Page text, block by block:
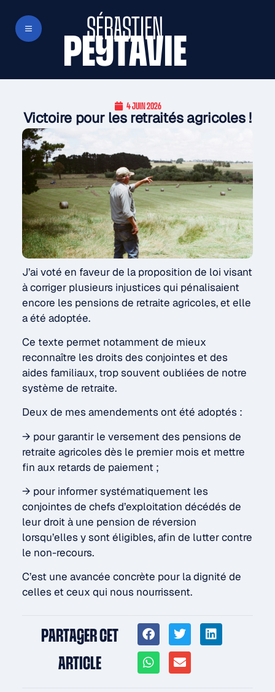
SÉBASTIEN
PEYTAVIE
4 JUIN 2026
Victoire pour les retraités agricoles !
J’ai voté en faveur de la proposition de loi visant
à corriger plusieurs injustices qui pénalisaient
encore les pensions de retraite agricoles, et elle
a été adoptée.
Ce texte permet notamment de mieux
reconnaître les droits des conjointes et des
aides familiaux, trop souvent oubliées de notre
système de retraite.
Deux de mes amendements ont été adoptés :
→ pour garantir le versement des pensions de
retraite agricoles dès le premier mois et mettre
fin aux retards de paiement ;
→ pour informer systématiquement les
conjointes de chefs d’exploitation décédés de
leur droit à une pension de réversion
lorsqu’elles y sont éligibles, afin de lutter contre
le non-recours.
C’est une avancée concrète pour la dignité de
celles et ceux qui nous nourrissent.
PARTAGER CET
ARTICLE